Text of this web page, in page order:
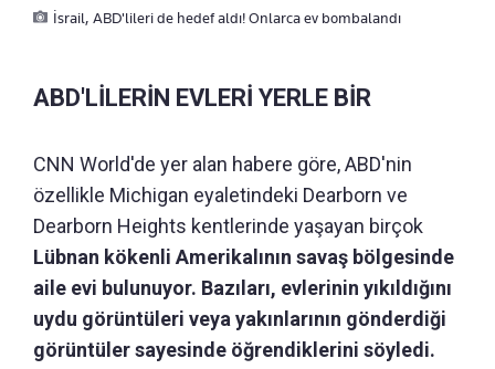
İsrail, ABD'lileri de hedef aldı! Onlarca ev bombalandı
ABD'LİLERİN EVLERİ YERLE BİR
CNN World'de yer alan habere göre, ABD'nin
özellikle Michigan eyaletindeki Dearborn ve
Dearborn Heights kentlerinde yaşayan birçok
Lübnan kökenli Amerikalının savaş bölgesinde
aile evi bulunuyor. Bazıları, evlerinin yıkıldığını
uydu görüntüleri veya yakınlarının gönderdiği
görüntüler sayesinde öğrendiklerini söyledi.